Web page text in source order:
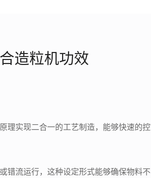
造粒机功效
理实现二合一的工艺制造，能够快速的控
错流运行，这种设定形式能够确保物料不